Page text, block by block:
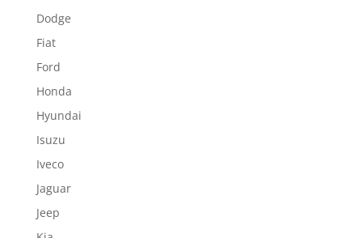
Dodge
Fiat
Ford
Honda
Hyundai
Isuzu
Iveco
Jaguar
Jeep